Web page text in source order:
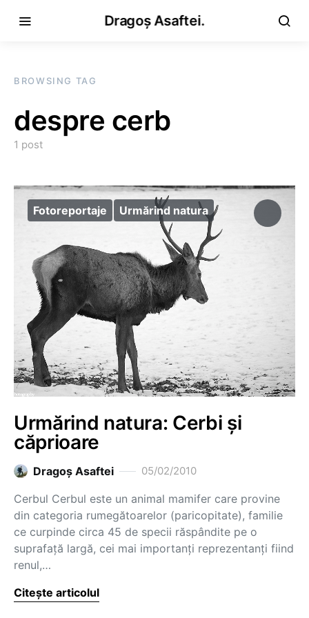
Dragoș Asaftei.
BROWSING TAG
despre cerb
1 post
Fotoreportaje Urmărind natura
Urmărind natura: Cerbi şi
căprioare
Dragoş Asaftei 05/02/2010
Cerbul Cerbul este un animal mamifer care provine
din categoria rumegătoarelor (paricopitate), familie
ce curpinde circa 45 de specii răspândite pe o
suprafaţă largă, cei mai importanţi reprezentanţi fiind
renul,…
Citește articolul